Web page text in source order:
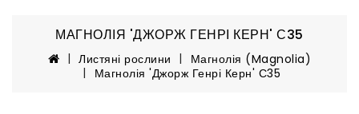
МАГНОЛІЯ 'ДЖОРЖ ГЕНРІ КЕРН' С35
Листяні рослини
Магнолія (Magnolia)
Магнолія 'Джорж Генрі Керн' С35